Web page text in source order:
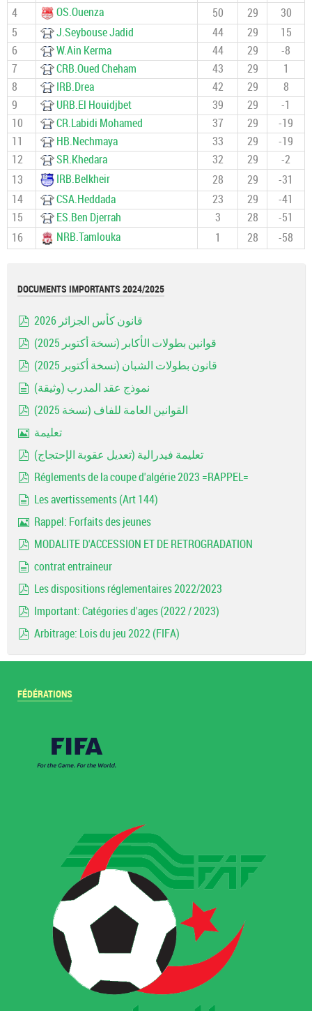
4
OS.Ouenza 50 29
30
5
J.Seybouse Jadid 44 29
15
6
W.Ain Kerma 44 29
-8
7
CRB.Oued Cheham 43 29
1
8
IRB.Drea 42 29
8
9
URB.El Houidjbet 39 29
-1
10
CR.Labidi Mohamed 37 29
-19
11
HB.Nechmaya 33 29
-19
12
SR.Khedara 32 29
-2
13
IRB.Belkheir 28 29
-31
14
CSA.Heddada 23 29
-41
15
ES.Ben Djerrah 3 28
-51
16
NRB.Tamlouka 1 28 -58
DOCUMENTS IMPORTANTS 2024/2025
قانون كأس الجزائر 2026
قوانين بطولات الأكابر (نسخة أكتوبر 2025)
قانون بطولات الشبان (نسخة أكتوبر 2025)
نموذج عقد المدرب (وثيقة)
القوانين العامة للفاف (نسخة 2025)
تعليمة
تعليمة فيدرالية (تعديل عقوبة الإحتجاج)
Réglements de la coupe d'algérie 2023 =RAPPEL=
Les avertissements (Art 144)
Rappel: Forfaits des jeunes
MODALITE D'ACCESSION ET DE RETROGRADATION
contrat entraineur
Les dispositions réglementaires 2022/2023
Important: Catégories d'ages (2022 / 2023)
Arbitrage: Lois du jeu 2022 (FIFA)
FÉDÉRATIONS